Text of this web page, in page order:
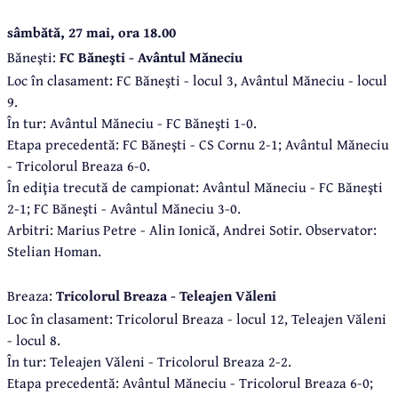
sâmbătă, 27 mai, ora 18.00
Băneşti: FC Băneşti - Avântul Măneciu
Loc în clasament: FC Băneşti - locul 3, Avântul Măneciu - locul
9.
În tur: Avântul Măneciu - FC Băneşti 1-0.
Etapa precedentă: FC Băneşti - CS Cornu 2-1; Avântul Măneciu
- Tricolorul Breaza 6-0.
În ediţia trecută de campionat: Avântul Măneciu - FC Băneşti
2-1; FC Băneşti - Avântul Măneciu 3-0.
Arbitri: Marius Petre - Alin Ionică, Andrei Sotir. Observator:
Stelian Homan.
Breaza: Tricolorul Breaza - Teleajen Văleni
Loc în clasament: Tricolorul Breaza - locul 12, Teleajen Văleni
- locul 8.
În tur: Teleajen Văleni - Tricolorul Breaza 2-2.
Etapa precedentă: Avântul Măneciu - Tricolorul Breaza 6-0;